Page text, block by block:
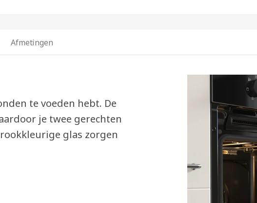
Afmetingen
te voeden hebt. De
je twee gerechten
glas zorgen